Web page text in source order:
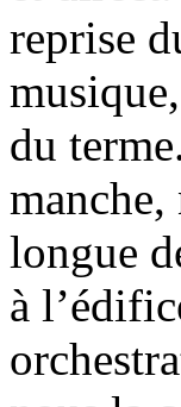
reprise
du
longue
à